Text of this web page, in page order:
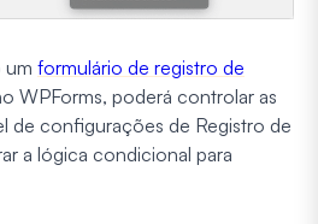
um formulário de registro de
WPForms, poderá controlar as
de configurações de Registro de
a lógica condicional para